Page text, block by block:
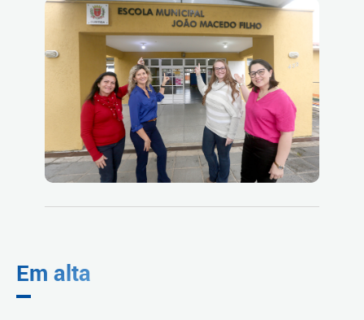
Em alta